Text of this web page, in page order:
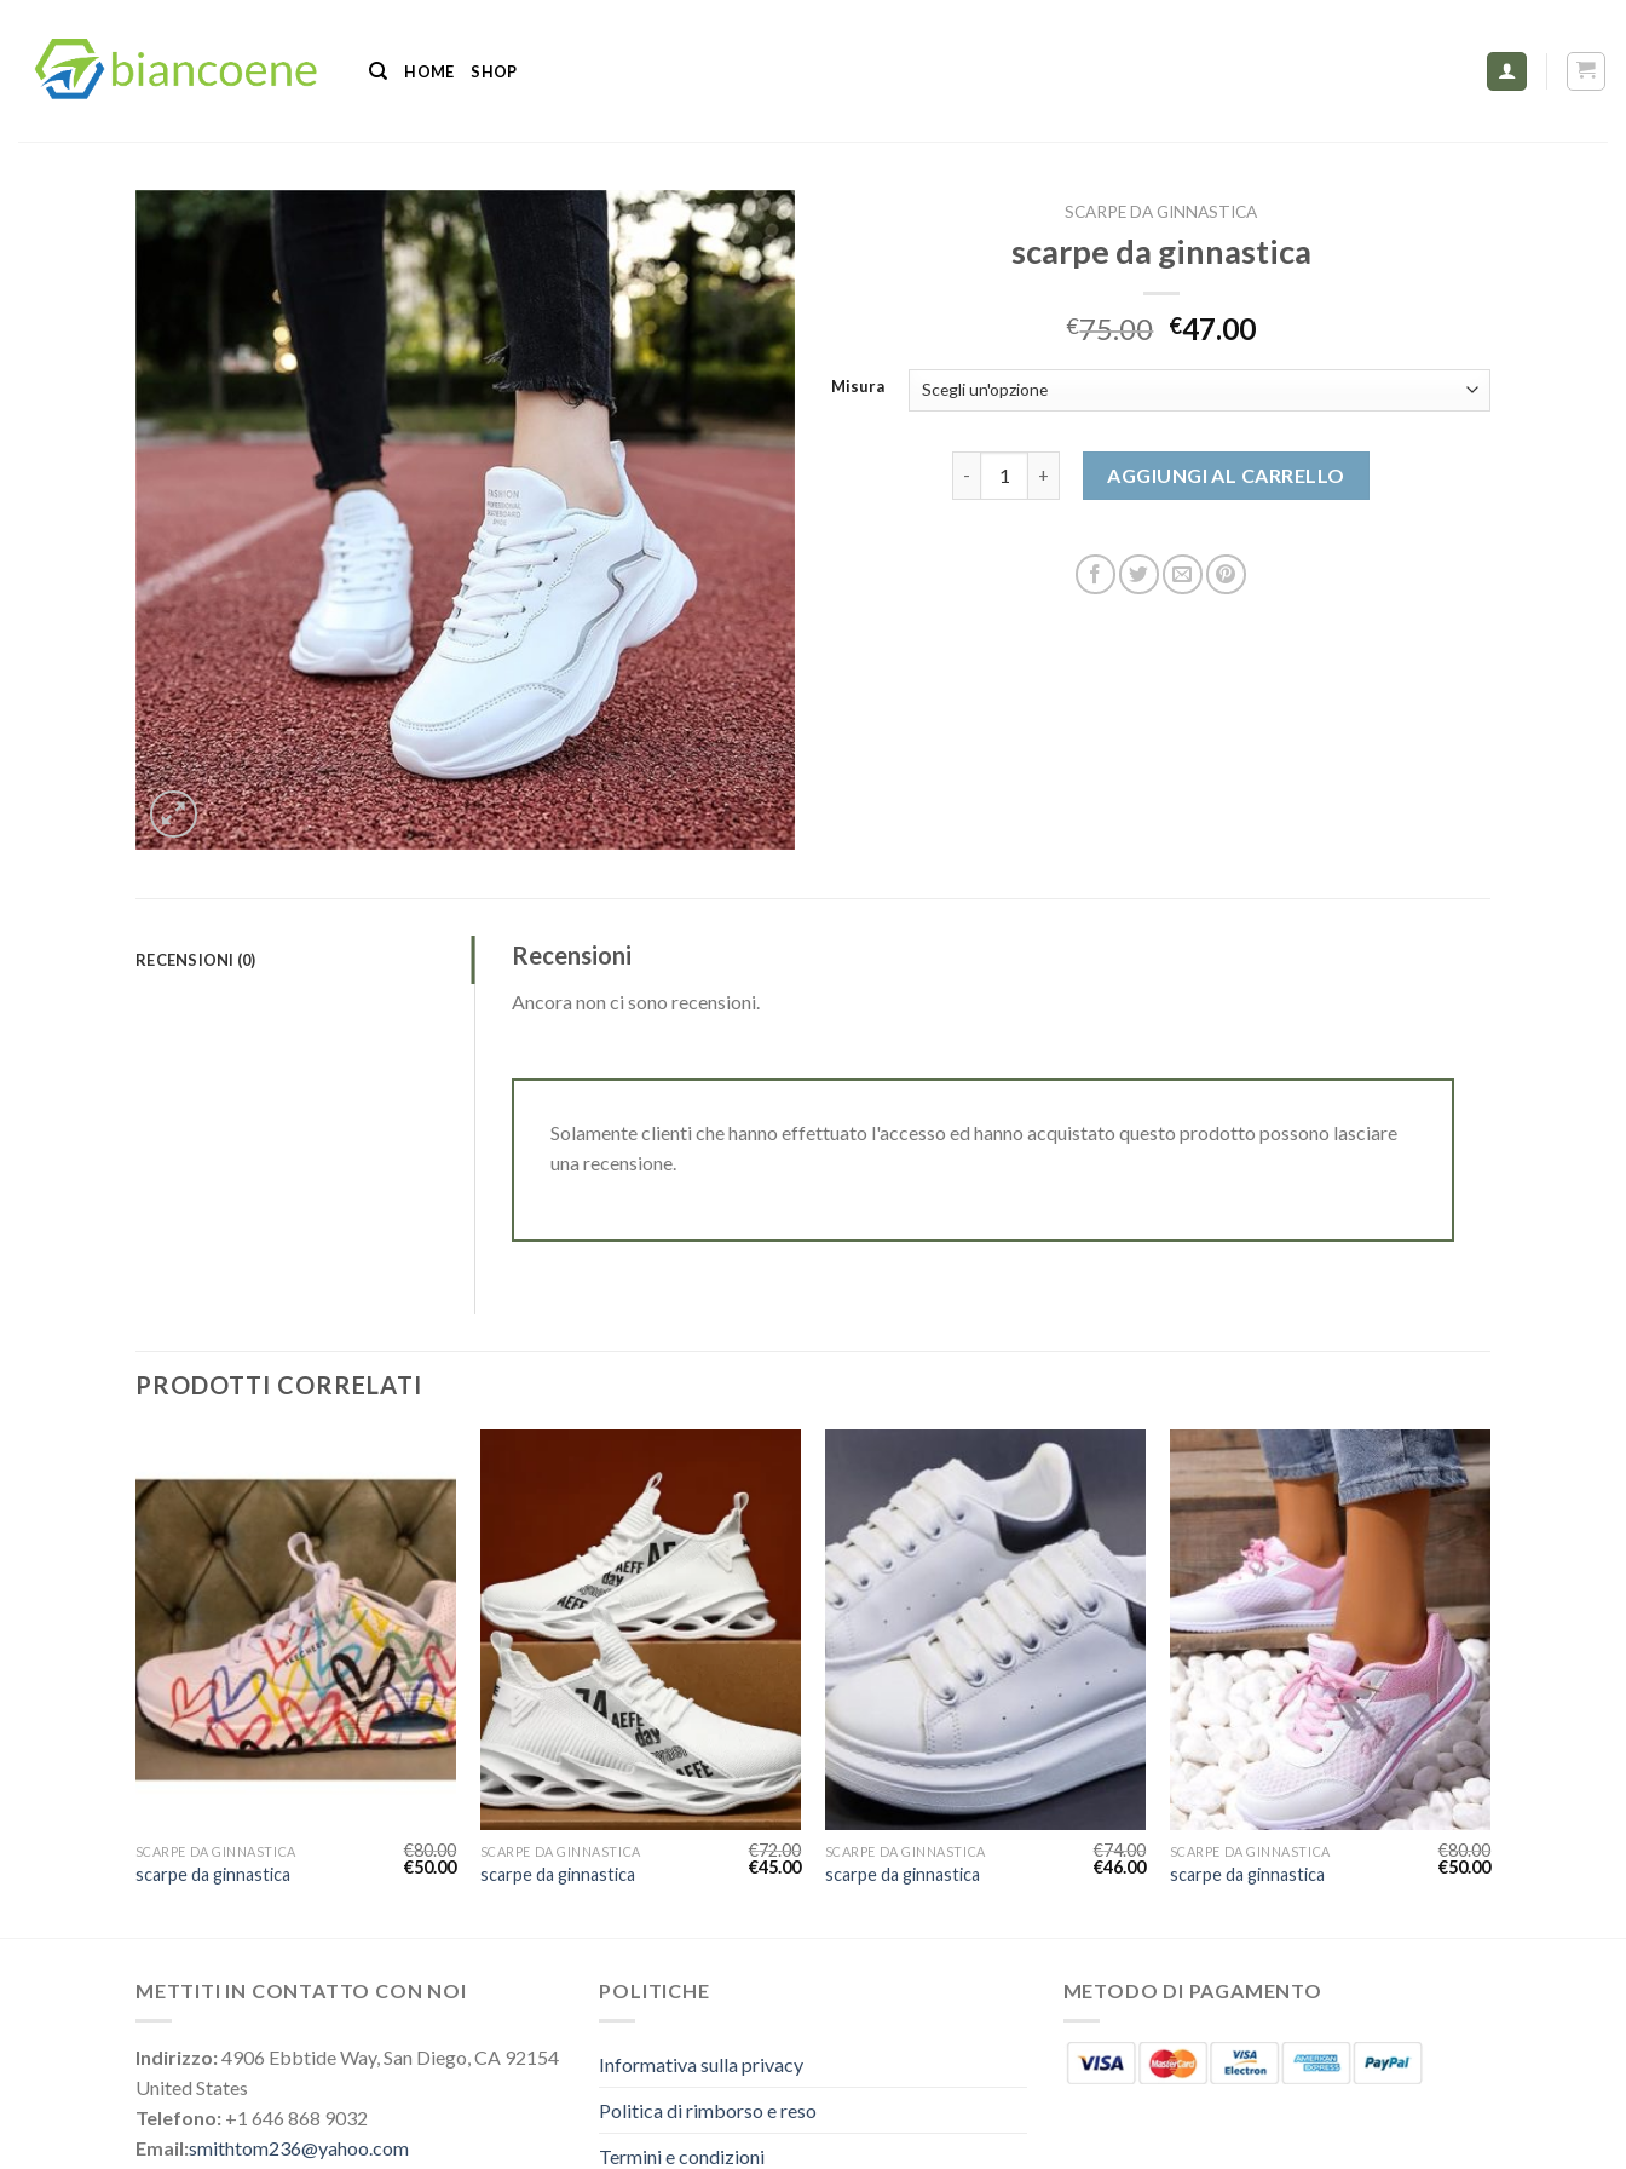
contenuti
HOME SHOP
SCARPE DA GINNASTICA
scarpe da ginnastica
€75.00 €47.00
Misura
AGGIUNGI AL CARRELLO
RECENSIONI (0) Recensioni
Ancora non ci sono recensioni.
Solamente clienti che hanno effettuato l'accesso ed hanno acquistato questo prodotto possono lasciare
una recensione.
PRODOTTI CORRELATI
SCARPE DA GINNASTICA
scarpe da ginnastica
€80.00
€50.00
SCARPE DA GINNASTICA
scarpe da ginnastica
€72.00
€45.00
SCARPE DA GINNASTICA
scarpe da ginnastica
€74.00
€46.00
SCARPE DA GINNASTICA
scarpe da ginnastica
€80.00
€50.00
METTITI IN CONTATTO CON NOI
Indirizzo:4906 Ebbtide Way, San Diego, CA 92154
United States
Telefono: +1 646 868 9032
Email:smithtom236@yahoo.com
POLITICHE
Informativa sulla privacy
Politica di rimborso e reso
Termini e condizioni
METODO DI PAGAMENTO